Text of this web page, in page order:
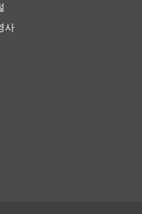
즐거운 여행을 만들어
미널로 가는 것이 어려
거기에 가려면 특수 운
여행은 가끔 예측할 수
사